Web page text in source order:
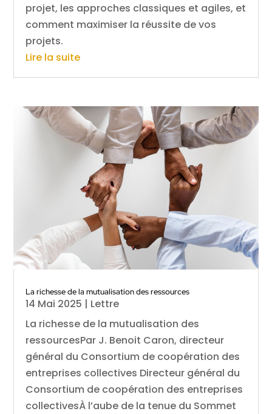
projet, les approches classiques et agiles, et
comment maximiser la réussite de vos
projets.
Lire la suite
La richesse de la mutualisation des ressources
14 Mai 2025 | Lettre
La richesse de la mutualisation des
ressourcesPar J. Benoit Caron, directeur
général du Consortium de coopération des
entreprises collectives Directeur général du
Consortium de coopération des entreprises
collectivesÀ l’aube de la tenue du Sommet